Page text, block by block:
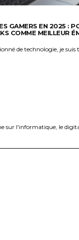
GAMERS EN 2025 :
COMME MEILLEUR
de technologie, je
sur l'informatique, le